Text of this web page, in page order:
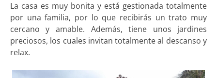
La casa es muy bonita y está gestionada totalmente
por una familia, por lo que recibirás un trato muy
cercano y amable. Además, tiene unos jardines
preciosos, los cuales invitan totalmente al descanso y
relax.